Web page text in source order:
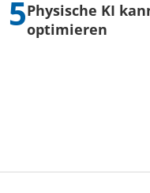
Physische KI
optimieren